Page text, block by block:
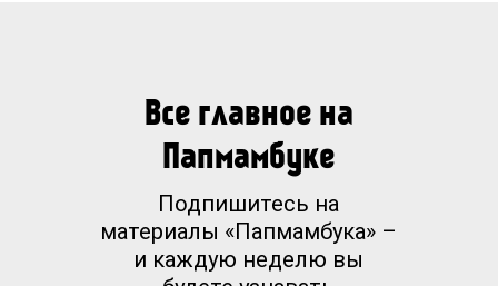
Все главное на
Папмамбуке
Подпишитесь на
материалы «Папмамбука» –
и каждую неделю вы